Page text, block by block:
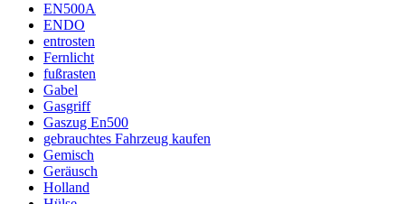
EN500A
ENDO
entrosten
Fernlicht
fußrasten
Gabel
Gasgriff
Gaszug En500
gebrauchtes Fahrzeug kaufen
Gemisch
Geräusch
Holland